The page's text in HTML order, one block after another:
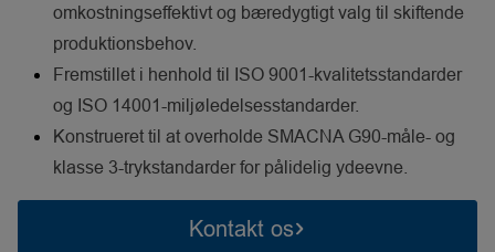
omkostningseffektivt og bæredygtigt valg til skiftende
produktionsbehov.
Fremstillet i henhold til ISO 9001-kvalitetsstandarder
og ISO 14001-miljøledelsesstandarder.
Konstrueret til at overholde SMACNA G90-måle- og
klasse 3-trykstandarder for pålidelig ydeevne.
Kontakt os